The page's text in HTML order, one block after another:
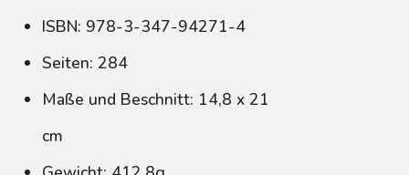
ISBN: 978-3-347-94271-4
Seiten: 284
Maße und Beschnitt: 14,8 x 21
cm